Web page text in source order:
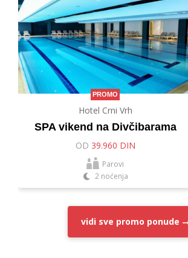
PROMO
Hotel Crni Vrh
SPA vikend na Divčibarama
OD 39.960 DIN
Parovi
2 noćenja
vidi sve promo ponude